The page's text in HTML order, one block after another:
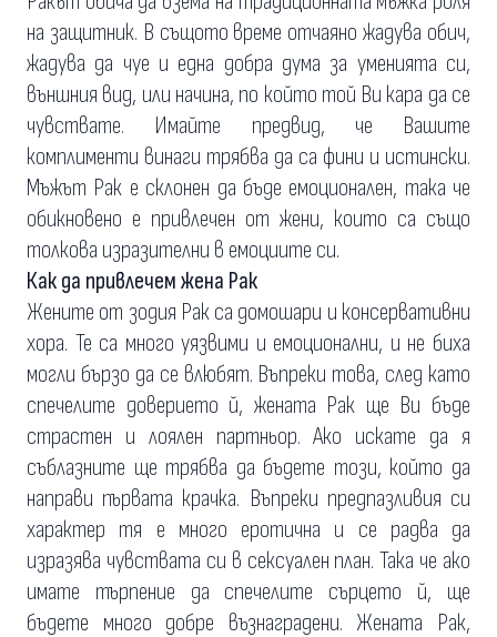
на защитник. В същото време отчаяно жадува обич,
жадува да чуе и една добра дума за уменията си,
външния вид, или начина, по който той Ви кара да се
чувствате. Имайте предвид, че Вашите
комплименти винаги трябва да са фини и истински.
Мъжът Рак е склонен да бъде емоционален, така че
обикновено е привлечен от жени, които са също
толкова изразителни в емоциите си.
Как да привлечем жена Рак
Жените от зодия Рак са домошари и консервативни
хора. Те са много уязвими и емоционални, и не биха
могли бързо да се влюбят. Въпреки това, след като
спечелите доверието й, жената Рак ще Ви бъде
страстен и лоялен партньор. Ако искате да я
съблазните ще трябва да бъдете този, който да
направи първата крачка. Въпреки предпазливия си
характер тя е много еротична и се радва да
изразява чувствата си в сексуален план. Така че ако
имате търпение да спечелите сърцето й, ще
бъдете много добре възнаградени. Жената Рак,